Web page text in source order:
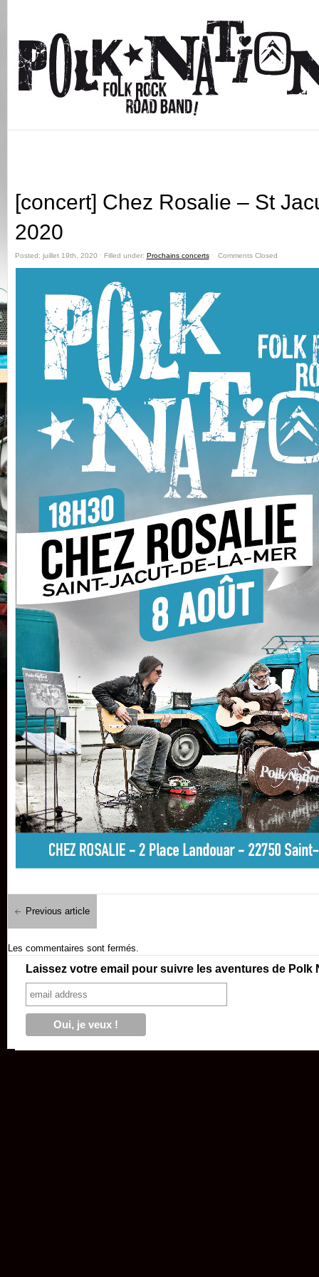
[concert] Chez Rosalie – St
2020
Posted: juillet 19th, 2020 ˑ Filled under: Prochains concertsˑ Comments Closed
Previous article
Les commentaires sont fermés.
Laissez votre email pour suivre les aventures de Polk